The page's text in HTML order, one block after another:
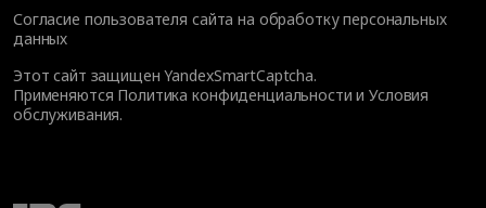
Согласие пользователя сайта на обработку персональных
данных
Этот сайт защищен YandexSmartCaptcha.
Применяются Политика конфиденциальности иУсловия
обслуживания.